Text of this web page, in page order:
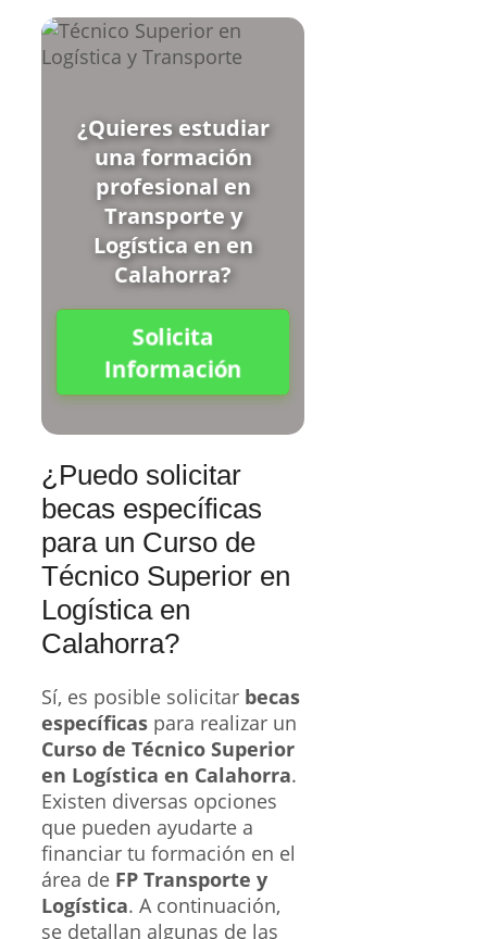
¿Quieres estudiar
una formación
profesional en
Transporte y
Logística en en
Calahorra?
Solicita
Información
¿Puedo solicitar
becas específicas
para un Curso de
Técnico Superior en
Logística en
Calahorra?
Sí, es posible solicitar becas
específicas para realizar un
Curso de Técnico Superior
en Logística en Calahorra.
Existen diversas opciones
que pueden ayudarte a
financiar tu formación en el
área de FP Transporte y
Logística. A continuación,
se detallan algunas de las